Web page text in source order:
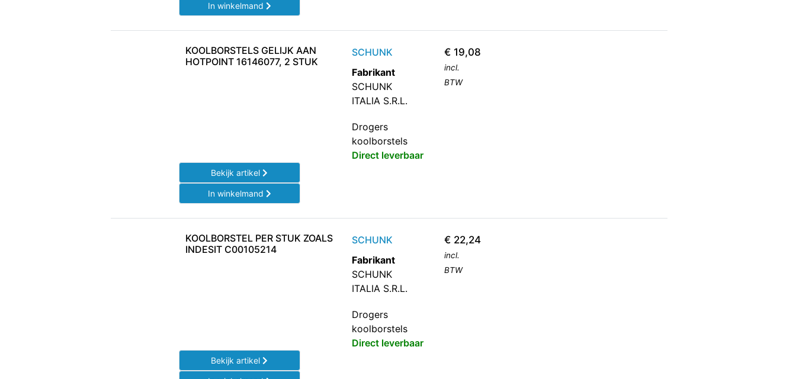
In winkelmand
KOOLBORSTELS GELIJK AAN
HOTPOINT 16146077, 2 STUK
SCHUNK
Fabrikant
SCHUNK
ITALIA S.R.L.
Drogers
koolborstels
Direct leverbaar
€ 19,08
incl.
BTW
Bekijk artikel
In winkelmand
KOOLBORSTEL PER STUK ZOALS
INDESIT C00105214
SCHUNK
Fabrikant
SCHUNK
ITALIA S.R.L.
Drogers
koolborstels
Direct leverbaar
€ 22,24
incl.
BTW
Bekijk artikel